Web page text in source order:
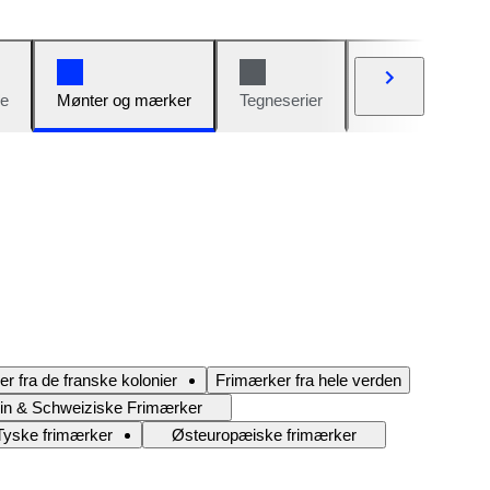
Mønter og mærker Tegneserier
fra de franske kolonier
Frimærker fra hele verden
& Schweiziske Frimærker
frimærker
Østeuropæiske frimærker